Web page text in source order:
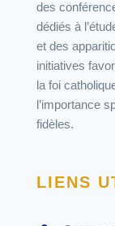
des
dédiés à
et des
initiatives
la foi
l’importance
fidèles.
LIENS